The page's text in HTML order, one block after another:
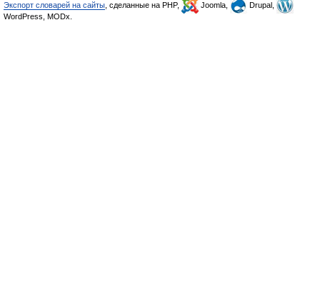
Экспорт словарей на сайты , сделанные на PHP, Joomla,
Drupal,
WordPress, MODx.